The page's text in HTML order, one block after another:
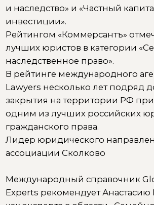
от бракоразводных и наследственных рисков.
Образование:
Академия народного хозяйства при
Правительстве РФ (юридический факультет
имени М.М. Сперанского, диплом с отличием).
интеллектуальной собственности –
соискательство, защита кандидатской
Дополнительное образование и
программы:
«СКОЛКОВО».
Слушатель совместных программ
науки и технологии (HKUST).
CCE ICF – Effective Executive Coaching.
«Медиация. Теория урегулирования